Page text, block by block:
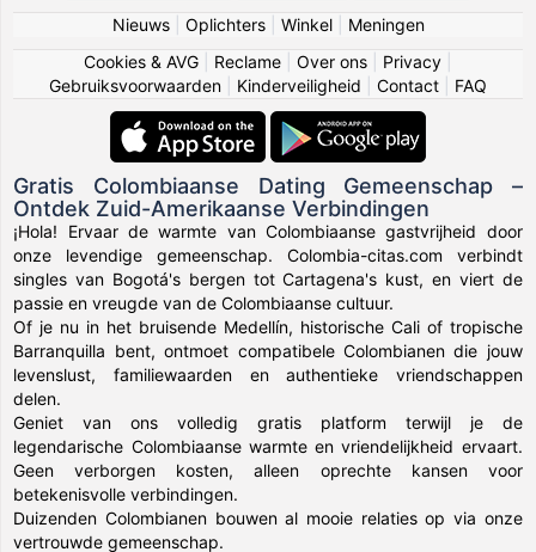
Nieuws| Oplichters| Winkel| Meningen
Cookies & AVG
Reclame Over ons Privacy
Gebruiksvoorwaarden
Kinderveiligheid Contact FAQ
Gratis Colombiaanse Dating Gemeenschap –
Ontdek Zuid-Amerikaanse Verbindingen
¡Hola! Ervaar de warmte van Colombiaanse gastvrijheid door
onze levendige gemeenschap. Colombia-citas.com verbindt
singles van Bogotá's bergen tot Cartagena's kust, en viert de
passie en vreugde van de Colombiaanse cultuur.
Of je nu in het bruisende Medellín, historische Cali of tropische
Barranquilla bent, ontmoet compatibele Colombianen die jouw
levenslust, familiewaarden en authentieke vriendschappen
delen.
Geniet van ons volledig gratis platform terwijl je de
legendarische Colombiaanse warmte en vriendelijkheid ervaart.
Geen verborgen kosten, alleen oprechte kansen voor
betekenisvolle verbindingen.
Duizenden Colombianen bouwen al mooie relaties op via onze
vertrouwde gemeenschap.